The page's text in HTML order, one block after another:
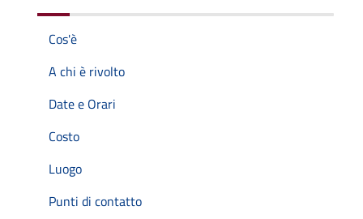
Cos'è
A chi è rivolto
Date e Orari
Costo
Luogo
Punti di contatto